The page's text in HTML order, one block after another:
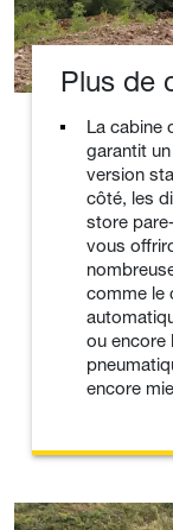
Plus de
La cabine
garantit
version
côté, les
store
vous
comme le
ou encore
encore